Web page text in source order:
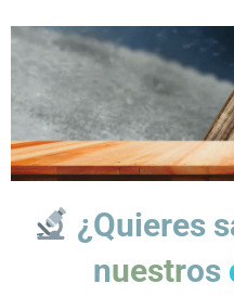
¿Quieres
nuestros